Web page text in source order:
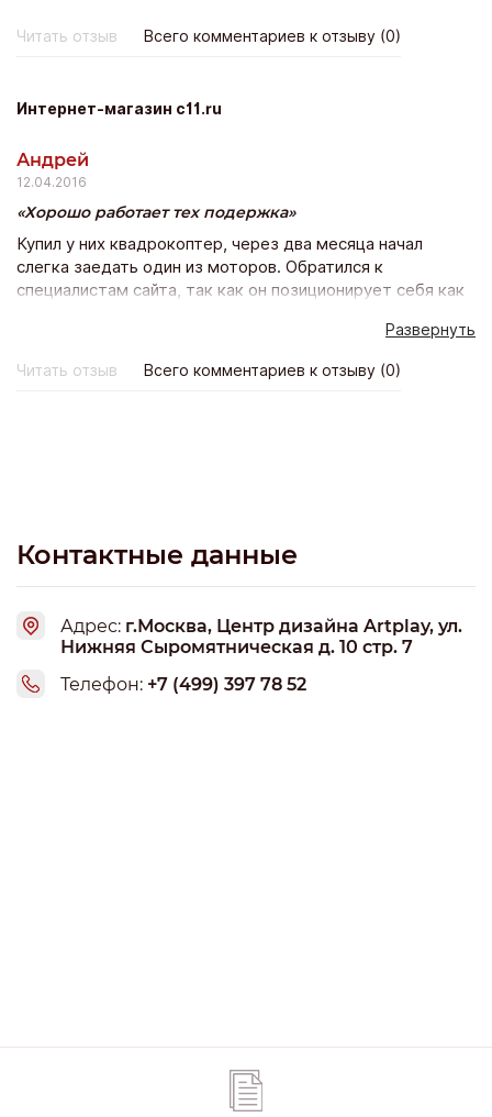
Читать отзыв Всего комментариев к отзыву (0)
Интернет-магазин c11.ru
Андрей
12.04.2016
Хорошо работает тех подержка
Купил у них квадрокоптер, через два месяца начал
слегка заедать один из моторов. Обратился к
специалистам сайта, так как он позиционирует себя как
неисправность с пересылкой дрона производителю.
Отказался, отнёс сначала к ним в офис на диагностику.
Развернуть
Читать отзыв Всего комментариев к отзыву (0)
Контактные данные
Адрес: г.Москва, Центр дизайна Artplay, ул.
Нижняя Сыромятническая д. 10 стр. 7
Телефон: +7 (499) 397 78 52